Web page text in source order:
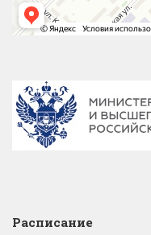
Расписание